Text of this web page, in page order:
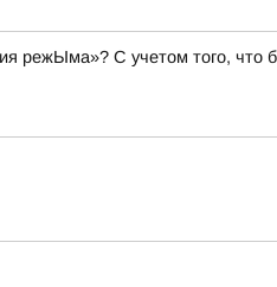
режЫма»? С учетом того, что